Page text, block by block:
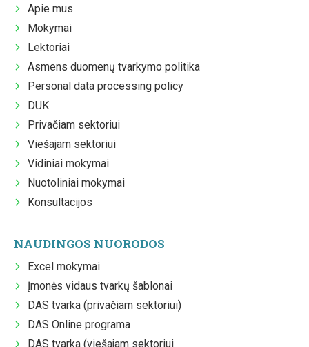
Apie mus
Mokymai
Lektoriai
Asmens duomenų tvarkymo politika
Personal data processing policy
DUK
Privačiam sektoriui
Viešajam sektoriui
Vidiniai mokymai
Nuotoliniai mokymai
Konsultacijos
NAUDINGOS NUORODOS
Excel mokymai
Įmonės vidaus tvarkų šablonai
DAS tvarka (privačiam sektoriui)
DAS Online programa
DAS tvarka (viešajam sektoriui